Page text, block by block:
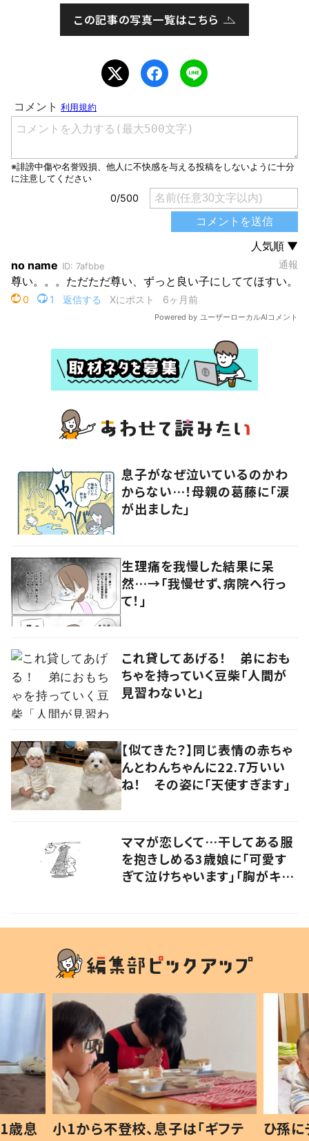
この記事の写真一覧はこちら
息子がなぜ泣いているのかわ
からない…！母親の葛藤に「涙
が出ました」
生理痛を我慢した結果に呆
然…→「我慢せず、病院へ行っ
て！」
これ貸してあげる！ 弟におも
ちゃを持っていく豆柴「人間が
見習わないと」
【似てきた？】同じ表情の赤ちゃ
んとわんちゃんに22.7万いい
ね！ その姿に「天使すぎます」
ママが恋しくて…干してある服
を抱きしめる3歳娘に「可愛す
ぎて泣けちゃいます」「胸がキュ
歳息
小1から不登校、息子は「ギフテ
ひ孫